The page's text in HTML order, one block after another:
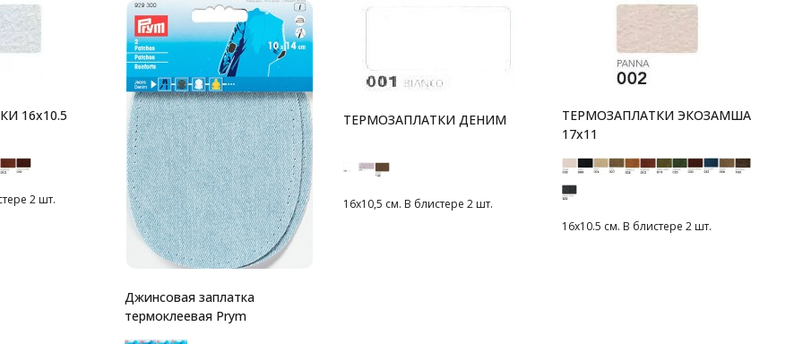
16x10.5
2 шт.
Джинсовая заплатка
термоклеевая Prym
ТЕРМОЗАПЛАТКИ ДЕНИМ
16х10,5 см. В блистере 2 шт.
ТЕРМОЗАПЛАТКИ ЭКОЗАМША
17x11
16х10.5 см. В блистере 2 шт.